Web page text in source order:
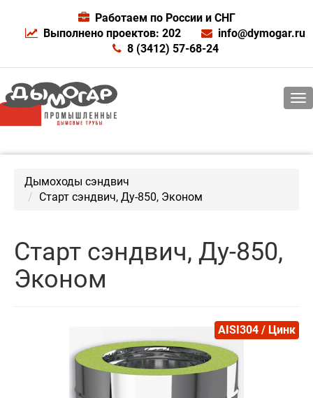
Работаем по России и СНГ
Выполнено проектов: 202
info@dymogar.ru
8 (3412) 57-68-24
Дымоходы сэндвич
Старт сэндвич, Ду-850, Эконом
Старт сэндвич, Ду-850,
Эконом
AISI304 / Цинк